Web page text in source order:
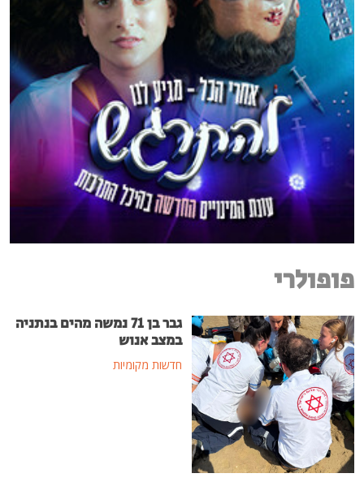
פופולרי
גבר בן 71 נמשה מהים בנתניה
במצב אנוש
חדשות מקומיות